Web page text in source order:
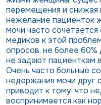
перемещения и снижая
нежелание пациенток
мочи часто
медиков к этой
опросов, не более 60%
не задают пациенткам
Очень часто больные
недержания мочи друг
приводит к тому, что
воспринимается как